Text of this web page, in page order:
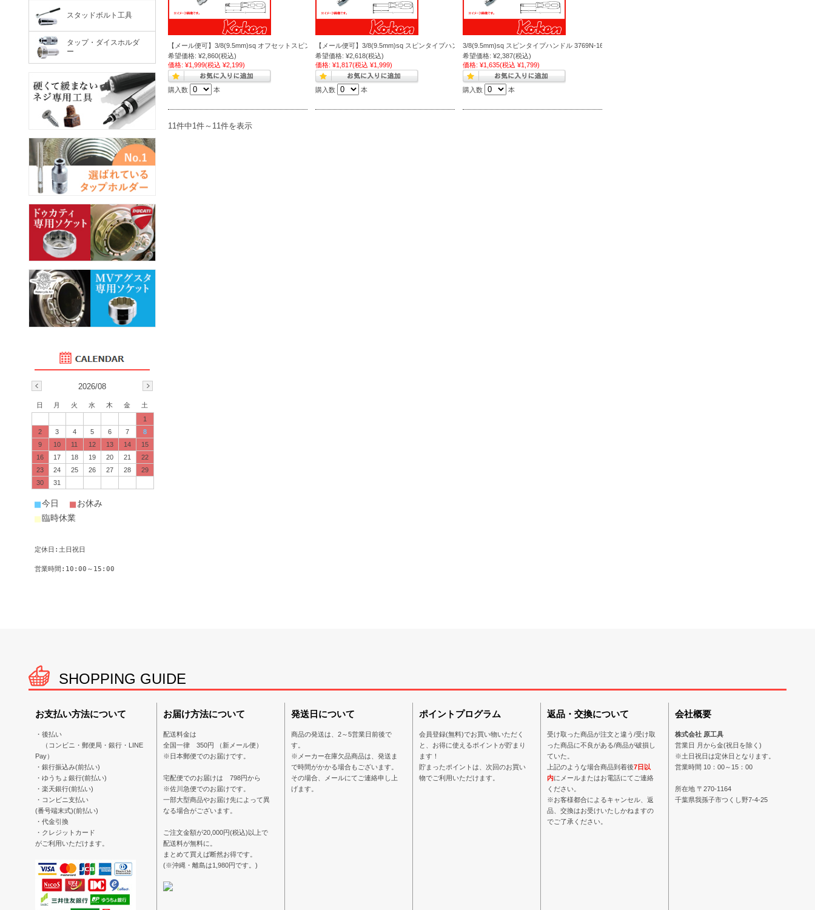
【メール便可】3/8(9.5mm)sq オフセットスピンタイプハンドル 3769NWF-160
希望価格: ¥2,860(税込)
価格: ¥1,999(税込 ¥2,199)
購入数 本
【メール便可】3/8(9.5mm)sq スピンタイプハンドル 3769N-230
希望価格: ¥2,618(税込)
価格: ¥1,817(税込 ¥1,999)
購入数 本
3/8(9.5mm)sq スピンタイプハンドル 3769N-160
希望価格: ¥2,387(税込)
価格: ¥1,635(税込 ¥1,799)
購入数 本
11件中1件～11件を表示
スタッドボルト工具
タップ・ダイスホルダ
ー
2026/08
日 月 火 水 木 金
土
1
2
3 4 5 6 7
8
9
10 11 12 13 14
15
16
17 18 19 20 21
22
23
24 25 26 27 28
29
30
31
■今日 ■お休み
■臨時休業
定休日:土日祝日
営業時間:10:00～15:00
SHOPPING GUIDE
お支払い方法について
・後払い
（コンビニ・郵便局・銀行・LINE
Pay）
・銀行振込み(前払い)
・ゆうちょ銀行(前払い)
・楽天銀行(前払い)
・コンビニ支払い
(番号端末式)(前払い)
・代金引換
・クレジットカード
がご利用いただけます。
お届け方法について
配送料金は
全国一律 350円 （新メール便）
※日本郵便でのお届けです。
宅配便でのお届けは 798円から
※佐川急便でのお届けです。
一部大型商品やお届け先によって異
なる場合がございます。
ご注文金額が20,000円(税込)以上で
配送料が無料に。
まとめて買えば断然お得です。
(※沖縄・離島は1,980円です。)
発送日について
商品の発送は、2～5営業日前後で
す。
※メーカー在庫欠品商品は、発送ま
で時間がかかる場合もございます。
その場合、メールにてご連絡申し上
げます。
ポイントプログラム
会員登録(無料)でお買い物いただく
と、お得に使えるポイントが貯まり
ます！
貯まったポイントは、次回のお買い
物でご利用いただけます。
返品・交換について
受け取った商品が注文と違う/受け取
った商品に不良がある/商品が破損し
ていた。
上記のような場合商品到着後7日以
内にメールまたはお電話にてご連絡
ください。
※お客様都合によるキャンセル、返
品、交換はお受けいたしかねますの
でご了承ください。
会社概要
株式会社 原工具
営業日 月から金(祝日を除く)
※土日祝日は定休日となります。
営業時間 10：00～15：00
所在地 〒270-1164
千葉県我孫子市つくし野7-4-25